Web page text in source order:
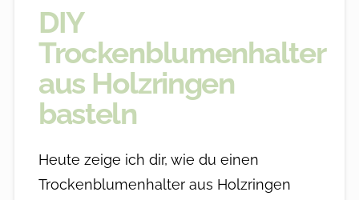
DIY
Trockenblumenhalter
aus Holzringen
basteln
Heute zeige ich dir, wie du einen
Trockenblumenhalter aus Holzringen